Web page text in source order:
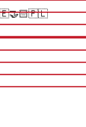
🇩🇪🤝🏻🇵🇱